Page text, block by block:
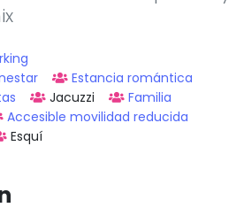
Estancia romántica
Jacuzzi
Familia
Accesible movilidad reducida
Esquí